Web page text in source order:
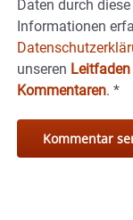
Daten durch
Informationen
unseren
Kommentaren. *